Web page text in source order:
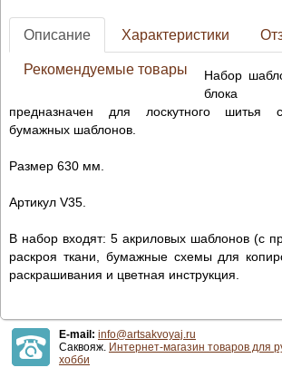
Описание Характеристики
Рекомендуемые товары
Набор
блока
предназначен для лоскутного шитья
бумажных шаблонов.
Размер 630 мм.
Артикул V35.
В набор входят: 5 акриловых шаблонов (с
раскроя ткани, бумажные схемы для
раскрашивания и цветная инструкция.
E-mail: info@artsakvoyaj.ru
Саквояж. Интернет-магазин товаров для
хобби